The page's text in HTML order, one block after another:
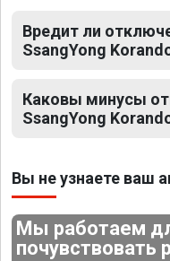
Вредит ли
SsangYong
Каковы минусы
SsangYong
Вы не узнаете ваш
Мы работаем
почувствовать